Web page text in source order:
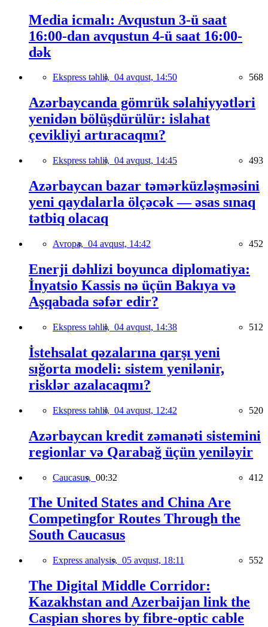
Media icmalı: Avqustun 3-ü saat
16:00-dan avqustun 4-ü saat 16:00-
dək
Ekspress təhlil, 04 avqust, 14:50 568
Azərbaycanda gömrük səlahiyyətləri
yenidən bölüşdürülür: islahat
çevikliyi artıracaqmı?
Ekspress təhlil, 04 avqust, 14:45 493
Azərbaycan bazar təmərküzləşməsini
yeni qaydalarla ölçəcək — əsas sınaq
tətbiq olacaq
Avropa, 04 avqust, 14:42 452
Enerji dəhlizi boyunca diplomatiya:
İnyatsio Kassis nə üçün Bakıya və
Aşqabada səfər edir?
Ekspress təhlil, 04 avqust, 14:38 512
İstehsalat qəzalarına qarşı yeni
sığorta modeli: sistem yenilənir,
risklər azalacaqmı?
Ekspress təhlil, 04 avqust, 12:42 520
Azərbaycan kredit zəmanəti sistemini
regionlar və Qarabağ üçün yeniləyir
Caucasus, 00:32 412
The United States and China Are
Competingfor Routes Through the
South Caucasus
Express analysis, 05 avqust, 18:11 552
The Digital Middle Corridor:
Kazakhstan and Azerbaijan link the
Caspian shores by fibre-optic cable